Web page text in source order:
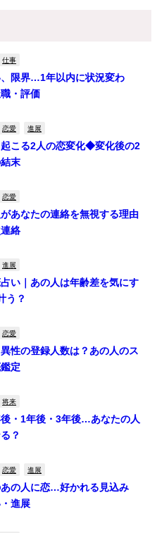
仕事
限界…1年以内に状況変わ
・評価
恋愛 進展
こる2人の恋変化◆変化後の2
末
恋愛
あなたの連絡を無視する理由
絡
進展
い｜あの人は年齢差を気にす
う？
恋愛
性の登録人数は？あの人のス
定
将来
・1年後・3年後…あなたの人
？
恋愛 進展
の人に恋…好かれる見込み
進展